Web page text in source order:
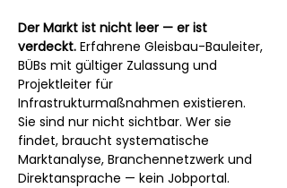
Der Markt ist nicht leer — er ist
verdeckt. Erfahrene Gleisbau-Bauleiter,
BÜBs mit gültiger Zulassung und
Projektleiter für
Infrastrukturmaßnahmen existieren.
Sie sind nur nicht sichtbar. Wer sie
findet, braucht systematische
Marktanalyse, Branchennetzwerk und
Direktansprache — kein Jobportal.